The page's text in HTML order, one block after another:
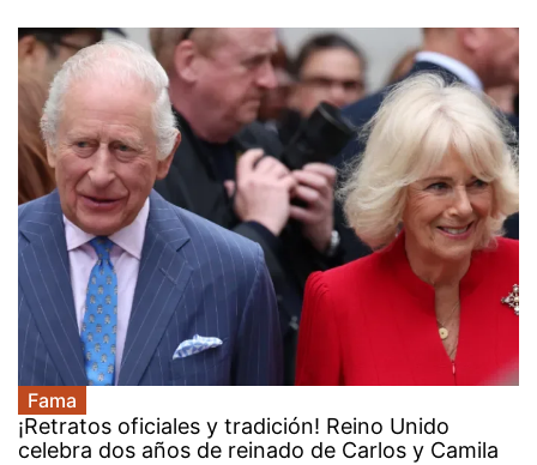
Fama
¡Retratos oficiales y tradición! Reino Unido
celebra dos años de reinado de Carlos y Camila